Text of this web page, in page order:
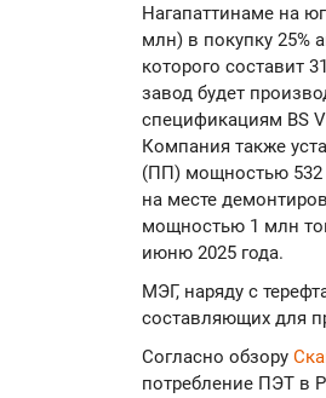
Нагапаттинаме на
млн) в покупку 25%
которого составит
завод будет
спецификациям BS
Компания также
(ПП) мощностью 532
на месте
мощностью 1 млн
июню 2025 года.
МЭГ, наряду с
составляющих для
Согласно обзору
потребление ПЭТ в